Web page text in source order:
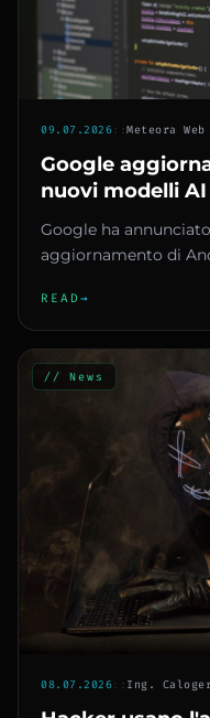
09.07.2026::Meteora Web
Google
nuovi modelli
indietro nei test
Google ha
aggiornamento di
READ →
// News
08.07.2026:: Ing.